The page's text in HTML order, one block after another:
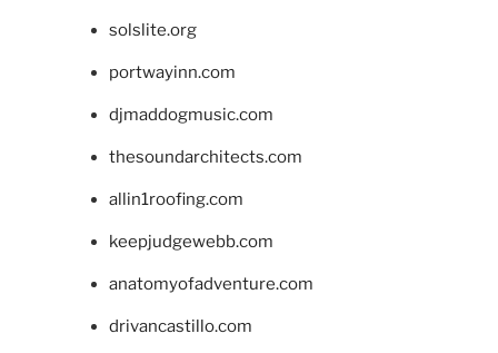
solslite.org
portwayinn.com
djmaddogmusic.com
thesoundarchitects.com
allin1roofing.com
keepjudgewebb.com
anatomyofadventure.com
drivancastillo.com